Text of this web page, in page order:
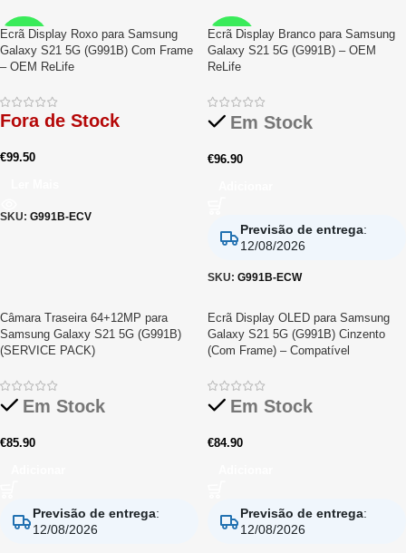
RELIFE
Ecrã Display Roxo para Samsung
Galaxy S21 5G (G991B) Com Frame
– OEM ReLife
Fora de Stock
€99.50
SKU: G991B-ECV
RELIFE
Ecrã Display Branco para Samsung
Galaxy S21 5G (G991B) – OEM
ReLife
Em Stock
€96.90
Previsão de entrega:
12/08/2026
SKU: G991B-ECW
Câmara Traseira 64+12MP para
Samsung Galaxy S21 5G (G991B)
(SERVICE PACK)
Em Stock
€85.90
Previsão de entrega:
12/08/2026
Ecrã Display OLED para Samsung
Galaxy S21 5G (G991B) Cinzento
(Com Frame) – Compatível
Em Stock
€84.90
Previsão de entrega:
12/08/2026